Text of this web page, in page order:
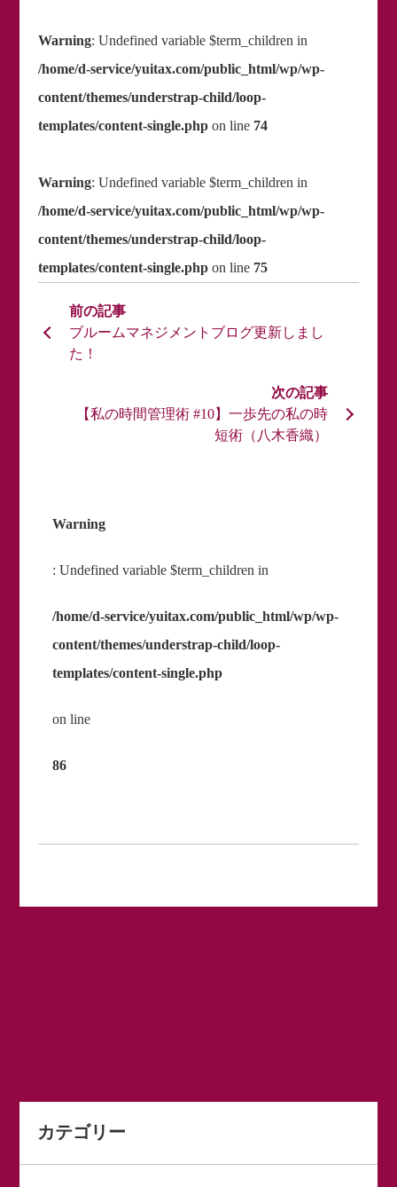
Warning: Undefined variable $term_children in
/home/d-service/yuitax.com/public_html/wp/wp-
content/themes/understrap-child/loop-
templates/content-single.phpon line 74
Warning: Undefined variable $term_children in
/home/d-service/yuitax.com/public_html/wp/wp-
content/themes/understrap-child/loop-
templates/content-single.phpon line 75
ブルームマネジメントブログ更新しまし
た！
Warning
: Undefined variable $term_children in
/home/d-service/yuitax.com/public_html/wp/wp-
content/themes/understrap-child/loop-
templates/content-single.php
on line
86
【私の時間管理術 #10】一歩先の私の時
短術（八木香織）
カテゴリー